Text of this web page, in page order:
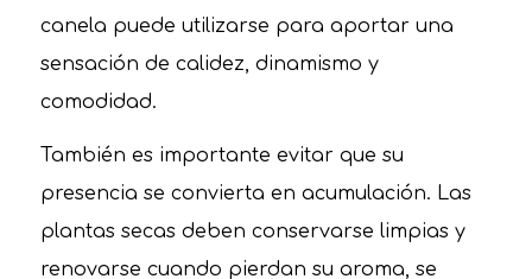
canela puede utilizarse para aportar una
sensación de calidez, dinamismo y
comodidad.
También es importante evitar que su
presencia se convierta en acumulación. Las
plantas secas deben conservarse limpias y
renovarse cuando pierdan su aroma, se